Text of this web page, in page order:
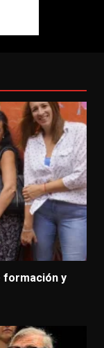
formación y